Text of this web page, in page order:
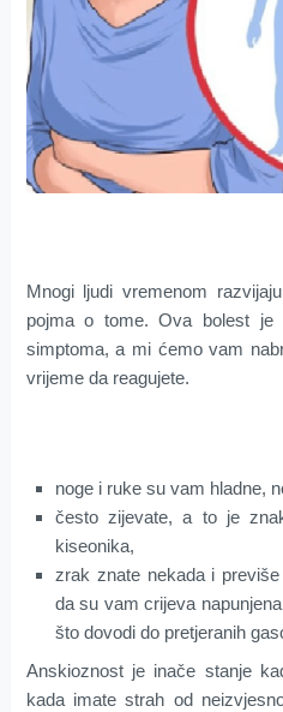
Mnogi ljudi vremenom
pojma o tome. Ova bolest je
simptoma, a mi ćemo vam
vrijeme da reagujete.
noge i ruke su vam hladne,
često zijevate, a to je
kiseonika,
zrak znate nekada i
da su vam crijeva
što dovodi do pretjeranih
Anskioznost je inače stanje
kada imate strah od